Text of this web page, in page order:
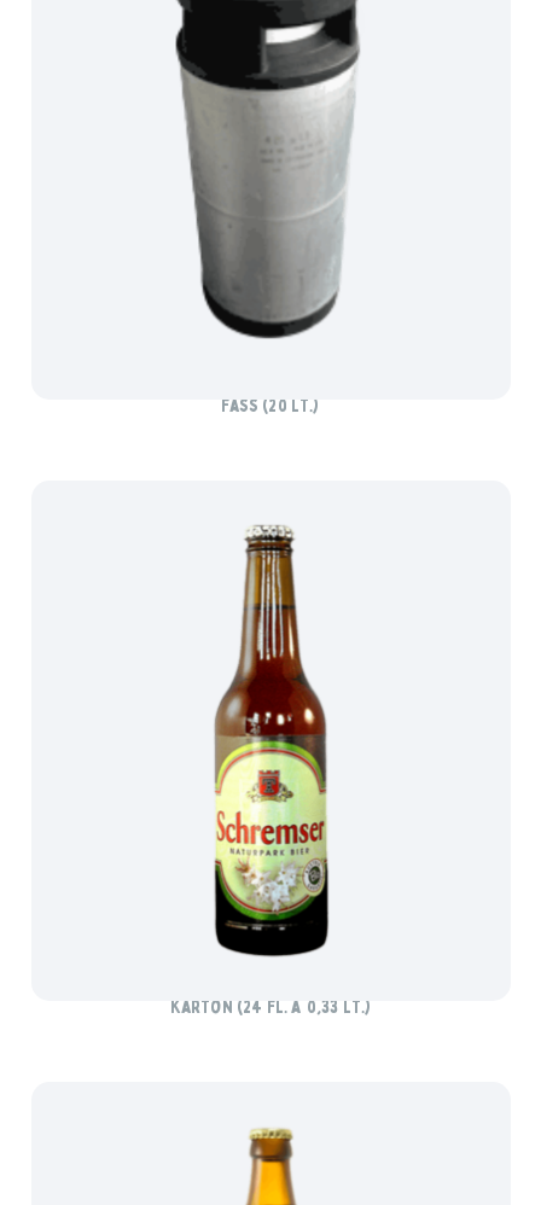
Fass (20 lt.)
Karton (24 Fl. à 0,33 lt.)